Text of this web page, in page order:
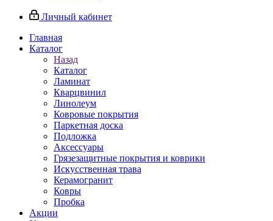
Личный кабинет
Главная
Каталог
Назад
Каталог
Ламинат
Кварцвинил
Линолеум
Ковровые покрытия
Паркетная доска
Подложка
Аксессуары
Грязезащитные покрытия и коврики
Искусственная трава
Керамогранит
Ковры
Пробка
Акции